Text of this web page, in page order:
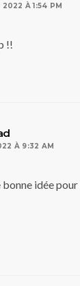
2022 À 1:54 PM
!!
À 9:32 AM
idée